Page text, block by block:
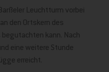
Leuchtturm vorbei
den Ortskern des
kann. Nach
eine weitere Stunde
erreicht.